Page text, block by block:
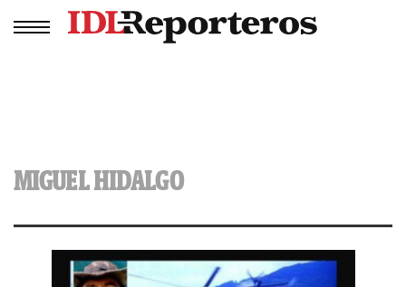
MIGUEL HIDALGO